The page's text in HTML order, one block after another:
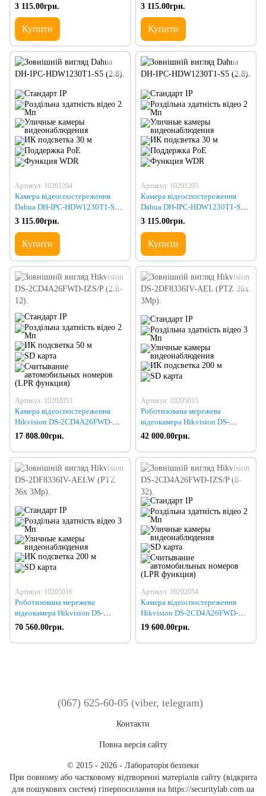
3 115.00грн.
Купити
(2.8)
3 115.00грн.
Купити
Артикул: 10201204
Камера відеоспостереження
Dahua DH-IPC-HDW1230T1-S5
(2.8)
3 115.00грн.
Купити
Артикул: 10201205
Камера відеоспостереження
Dahua DH-IPC-HDW1230T1-S5-
BE (2.8)
3 115.00грн.
Купити
Артикул: 10202053
Камера відеоспостереження
Hikvision DS-2CD4A26FWD-
IZS/P (2.8-12)
17 808.00грн.
Артикул: 10205015
Роботизована мережева
відеокамера Hikvision DS-
2DF8336IV-AEL (PTZ 36x 3Mp)
42 000.00грн.
Артикул: 10205016
Роботизована мережева
відеокамера Hikvision DS-
2DF8336IV-AELW (PTZ 36x
70 560.00грн.
Артикул: 10202054
Камера відеоспостереження
Hikvision DS-2CD4A26FWD-
IZS/P (8-32)
19 600.00грн.
(067) 625-60-05 (viber, telegram)
Контакти
Повна версія сайту
© 2015 - 2026 - Лабораторія безпеки
При повному або частковому відтворенні матеріалів сайту (відкрита
для пошукових систем) гіперпосилання на https://securitylab.com.ua